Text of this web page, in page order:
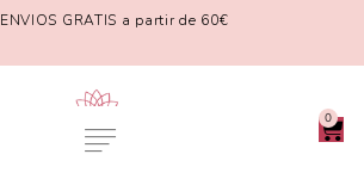
ENVIOS GRATIS a partir de 60€
0